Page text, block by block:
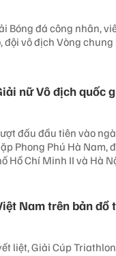
Bóng đá công nhân,
đội vô địch Vòng
nữ Vô địch quốc
đấu đầu tiên vào
Phong Phú Hà Nam,
Hồ Chí Minh II và Hà
Nam trên bản đồ
liệt, Giải Cúp